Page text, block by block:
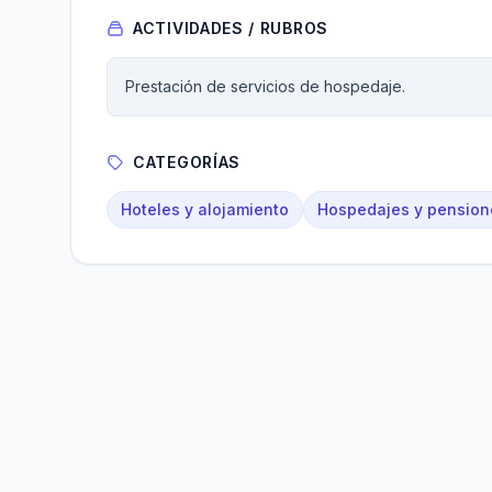
ACTIVIDADES / RUBROS
Prestación de servicios de hospedaje.
CATEGORÍAS
Hoteles y alojamiento Hospedajes y